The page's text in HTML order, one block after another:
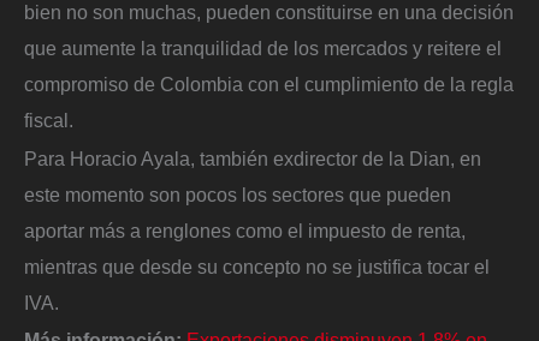
bien no son muchas, pueden constituirse en una decisión
que aumente la tranquilidad de los mercados y reitere el
compromiso de Colombia con el cumplimiento de la regla
fiscal.
Para Horacio Ayala, también exdirector de la Dian, en
este momento son pocos los sectores que pueden
aportar más a renglones como el impuesto de renta,
mientras que desde su concepto no se justifica tocar el
IVA.